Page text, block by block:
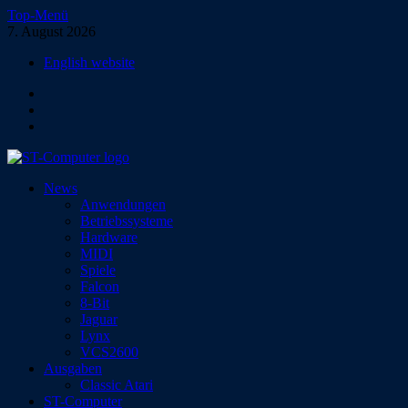
Zum
Inhalt
Top-Menü
7. August 2026
English website
ST-Computer
Das Magazin für Atari-Computer und -Konsolen
News
Anwendungen
Betriebssysteme
Hardware
MIDI
Spiele
Falcon
8-Bit
Jaguar
Lynx
VCS2600
Ausgaben
Classic Atari
ST-Computer